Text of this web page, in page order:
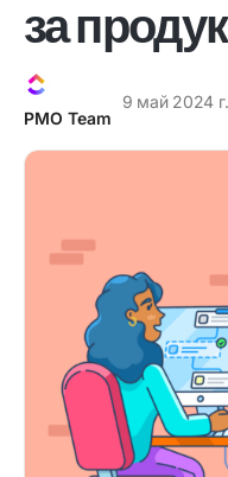
за
PMO Team
9 май 2024 г.